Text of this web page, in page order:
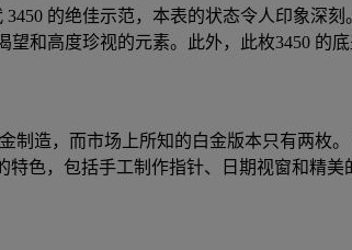
的绝佳示范，本表的状态令人印象深
和高度珍视的元素。此外，此枚3450 的
制造，而市场上所知的白金版本只有两枚
特色，包括手工制作指针、日期视窗和精美